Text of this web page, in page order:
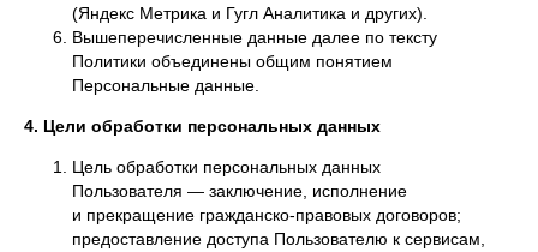
(Яндекс Метрика и Гугл Аналитика и других).
Вышеперечисленные данные далее по тексту
Политики объединены общим понятием
Персональные данные.
4. Цели обработки персональных данных
Цель обработки персональных данных
Пользователя — заключение, исполнение
и прекращение гражданско-правовых договоров;
предоставление доступа Пользователю к сервисам,